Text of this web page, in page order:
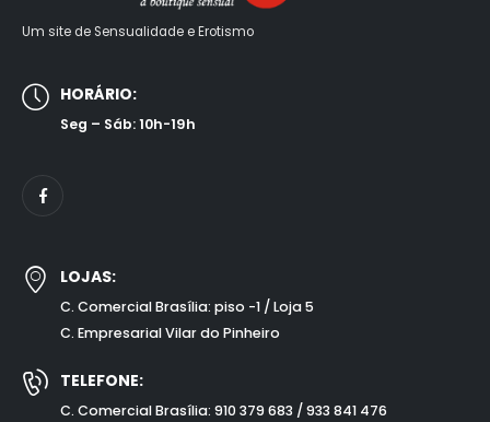
Um site de Sensualidade e Erotismo
HORÁRIO:
Seg – Sáb: 10h-19h
LOJAS:
C. Comercial Brasília: piso -1 / Loja 5
C. Empresarial Vilar do Pinheiro
TELEFONE:
C. Comercial Brasília: 910 379 683 / 933 841 476